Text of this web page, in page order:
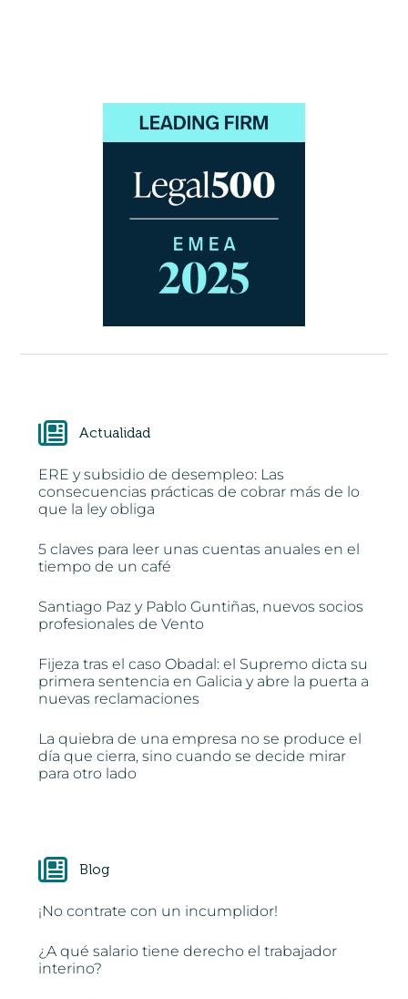
Actualidad
ERE y subsidio de desempleo: Las
consecuencias prácticas de cobrar más de lo
que la ley obliga
5 claves para leer unas cuentas anuales en el
tiempo de un café
Santiago Paz y Pablo Guntiñas, nuevos socios
profesionales de Vento
Fijeza tras el caso Obadal: el Supremo dicta su
primera sentencia en Galicia y abre la puerta a
nuevas reclamaciones
La quiebra de una empresa no se produce el
día que cierra, sino cuando se decide mirar
para otro lado
Blog
¡No contrate con un incumplidor!
¿A qué salario tiene derecho el trabajador
interino?